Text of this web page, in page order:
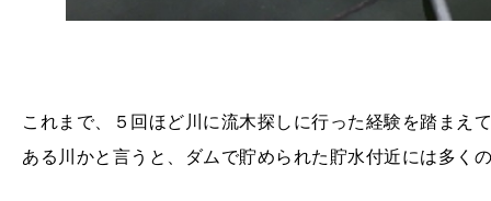
これまで、５回ほど川に流木探しに行った経験を踏まえ
ある川かと言うと、ダムで貯められた貯水付近には多く